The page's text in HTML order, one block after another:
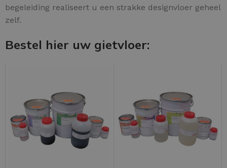
begeleiding realiseert u een strakke designvloer geheel
zelf.
Bestel hier uw gietvloer: